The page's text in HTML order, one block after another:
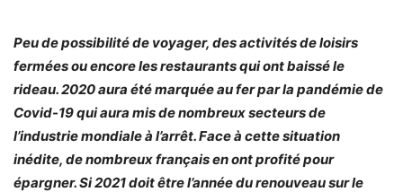
Peu de possibilité de voyager, des activités de loisirs
fermées ou encore les restaurants qui ont baissé le
rideau. 2020 aura été marquée au fer par la pandémie de
Covid-19 qui aura mis de nombreux secteurs de
l’industrie mondiale à l’arrêt. Face à cette situation
inédite, de nombreux français en ont profité pour
épargner. Si 2021 doit être l’année du renouveau sur le